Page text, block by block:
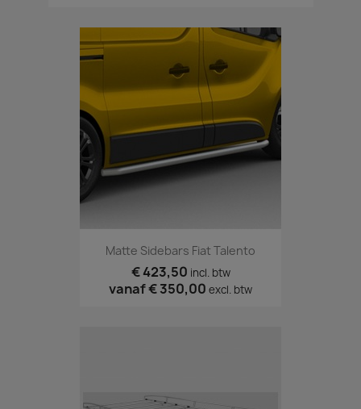
Matte Sidebars Fiat Talento
€ 423,50 incl. btw
vanaf€ 350,00 excl. btw